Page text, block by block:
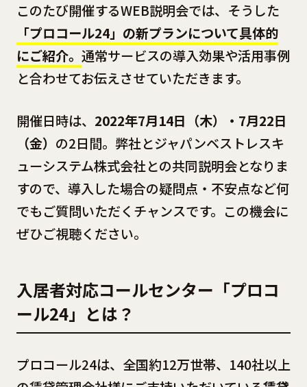
このたび開催するWEB説明会では、そうした
「プロコール24」の新プランについて具体的
にご紹介。 通常サービスの導入効果や活用事例
と合わせてお伝えさせていただきます。
開催日時は、 2022年7月14日（木）・7月22日
（金） の2日間。弊社とジャパンベストレスキ
ューシステム株式会社との共同説明会となりま
すので、導入した場合の疑問点・不安点など何
でもご質問いただくチャンスです。この機会に
ぜひご視聴ください。
入居者対応コールセンター「プロコ
ール24」とは？
プロコール24は、全国約12万世帯、140社以上